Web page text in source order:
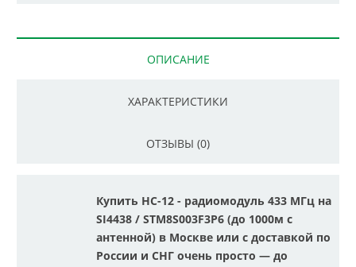
ОПИСАНИЕ
ХАРАКТЕРИСТИКИ
ОТЗЫВЫ (0)
Купить HC-12 - радиомодуль 433 МГц на
SI4438 / STM8S003F3P6 (до 1000м с
антенной) в Москве или с доставкой по
России и СНГ очень просто — до